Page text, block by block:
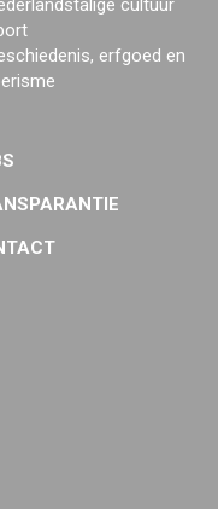
cultuur
erfgoed en